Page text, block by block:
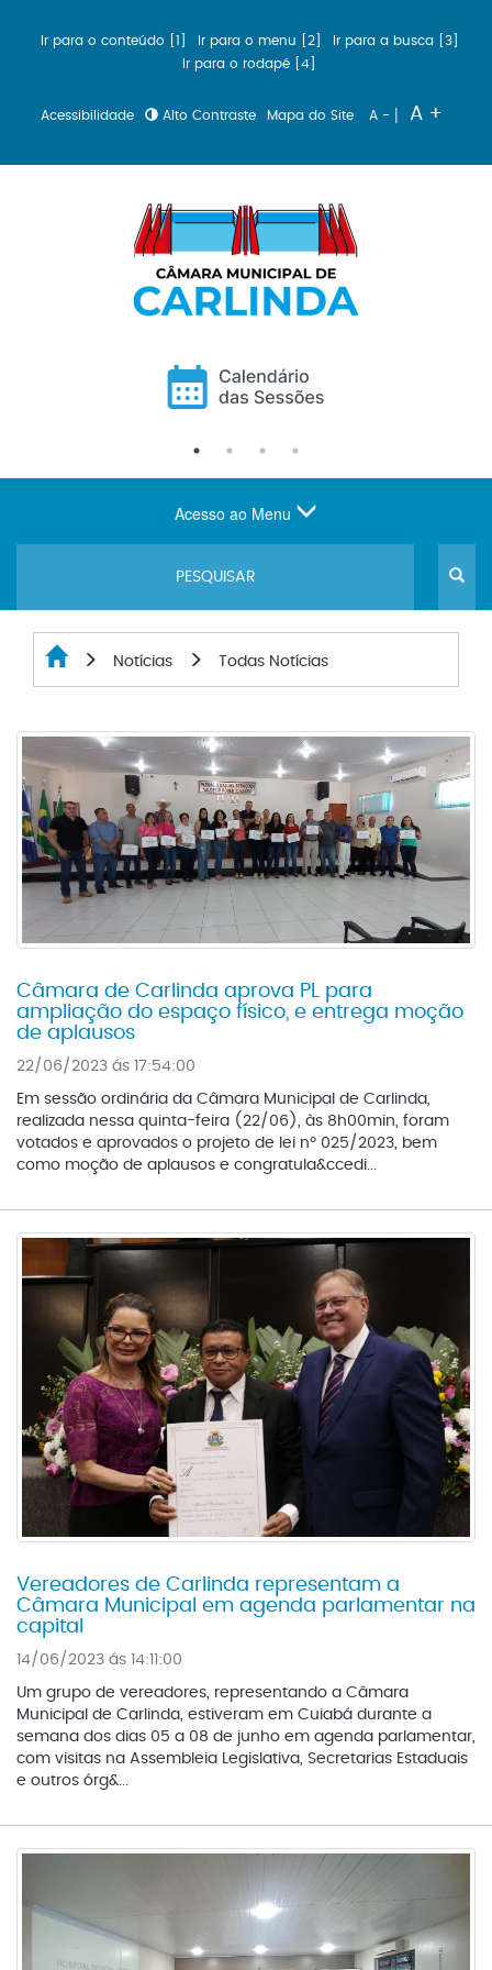
Ir para o conteúdo [1] Ir para o menu [2]
Ir para a busca [3]
Ir para o rodapé [4]
Acessibilidade Alto Contraste Mapa do Site A - | A +
Acesso ao Menu
Notícias Todas Notícias
Câmara de Carlinda aprova PL para
ampliação do espaço físico, e entrega moção
de aplausos
22/06/2023 ás 17:54:00
Em sessão ordinária da Câmara Municipal de Carlinda,
realizada nessa quinta-feira (22/06), às 8h00min, foram
votados e aprovados o projeto de lei nº 025/2023, bem
como moção de aplausos e congratula&ccedi...
Vereadores de Carlinda representam a
Câmara Municipal em agenda parlamentar na
capital
14/06/2023 ás 14:11:00
Um grupo de vereadores, representando a Câmara
Municipal de Carlinda, estiveram em Cuiabá durante a
semana dos dias 05 a 08 de junho em agenda parlamentar,
com visitas na Assembleia Legislativa, Secretarias Estaduais
e outros órg&...